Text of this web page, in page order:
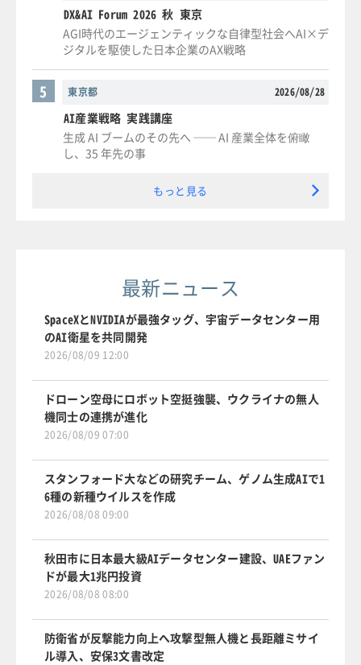
DX&AI Forum 2026 秋 東京
AGI時代のエージェンティックな自律型社会へAI×デ
ジタルを駆使した日本企業のAX戦略
東京都 2026/08/28
5
AI産業戦略 実践講座
生成 AI ブームのその先へ ── AI 産業全体を俯瞰
し、35 年先の事
もっと見る
最新ニュース
SpaceXとNVIDIAが最強タッグ、宇宙データセンター用
のAI衛星を共同開発
2026/08/09 12:00
ドローン空母にロボット空挺強襲、ウクライナの無人
機同士の連携が進化
2026/08/09 07:00
スタンフォード大などの研究チーム、ゲノム生成AIで1
6種の新種ウイルスを作成
2026/08/08 09:00
秋田市に日本最大級AIデータセンター建設、UAEファン
ドが最大1兆円投資
2026/08/08 08:00
防衛省が反撃能力向上へ攻撃型無人機と長距離ミサイ
ル導入、安保3文書改定